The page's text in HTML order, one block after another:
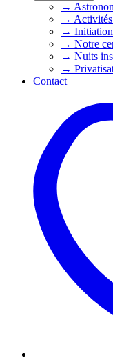
→
→
→
→ Notre
→ Nuits
→
Contact